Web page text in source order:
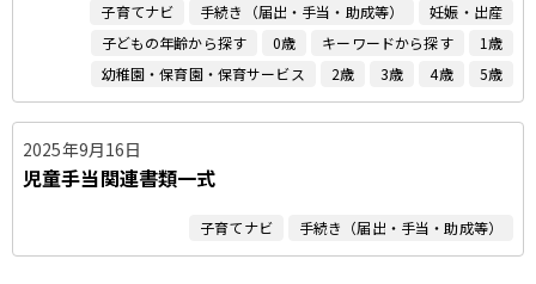
子育てナビ 手続き（届出・手当・助成等）
妊娠・出産
子どもの年齢から探す
0歳 キーワードから探す
1歳
幼稚園・保育園・保育サービス
2歳 3歳 4歳 5歳
2025年9月16日
児童手当関連書類一式
子育てナビ 手続き（届出・手当・助成等）